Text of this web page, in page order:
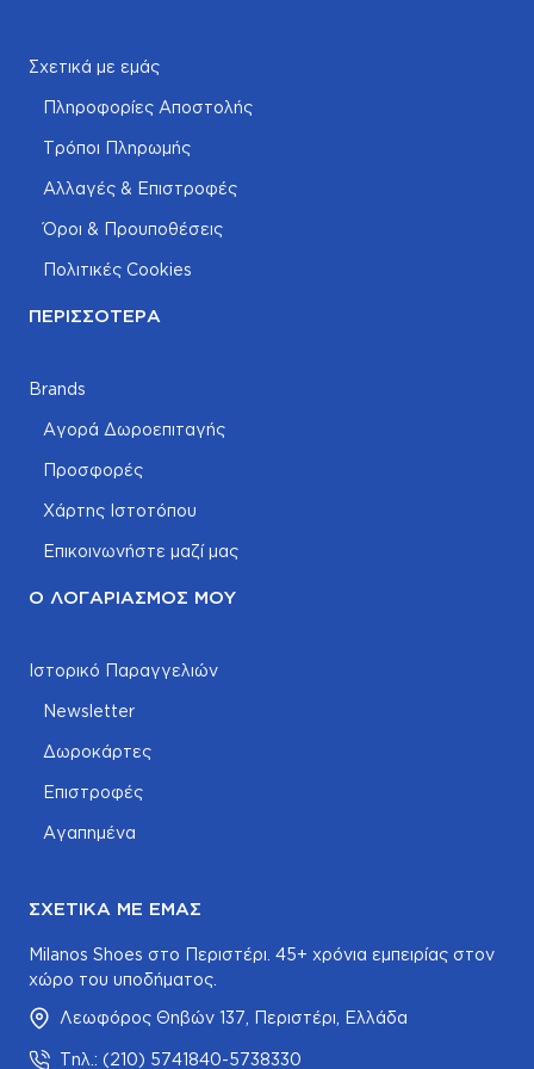
Σχετικά με εμάς
Πληροφορίες Αποστολής
Τρόποι Πληρωμής
Αλλαγές & Επιστροφές
Όροι & Προυποθέσεις
Πολιτικές Cookies
ΠΕΡΙΣΣΌΤΕΡΑ
Brands
Αγορά Δωροεπιταγής
Προσφορές
Χάρτης Ιστοτόπου
Επικοινωνήστε μαζί μας
Ο ΛΟΓΑΡΙΑΣΜΌΣ ΜΟΥ
Ιστορικό Παραγγελιών
Newsletter
Δωροκάρτες
Επιστροφές
Αγαπημένα
ΣΧΕΤΙΚΆ ΜΕ ΕΜΆΣ
Milanos Shoes στο Περιστέρι. 45+ χρόνια εμπειρίας στον
χώρο του υποδήματος.
Λεωφόρος Θηβών 137, Περιστέρι, Ελλάδα
Τηλ.: (210) 5741840-5738330